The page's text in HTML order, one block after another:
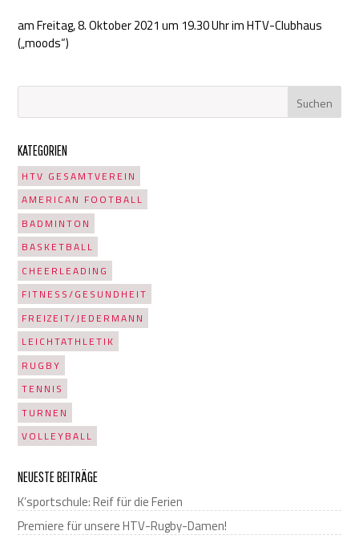
am Freitag, 8. Oktober 2021 um 19.30 Uhr im HTV-Clubhaus
(„moods“)
KATEGORIEN
HTV GESAMTVEREIN
AMERICAN FOOTBALL
BADMINTON
BASKETBALL
CHEERLEADING
FITNESS/GESUNDHEIT
FREIZEIT/JEDERMANN
LEICHTATHLETIK
RUGBY
TENNIS
TURNEN
VOLLEYBALL
NEUESTE BEITRÄGE
K’sportschule: Reif für die Ferien
Premiere für unsere HTV-Rugby-Damen!